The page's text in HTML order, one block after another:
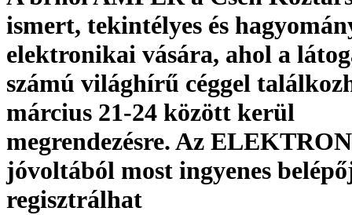
ismert, tekintélyes és
elektronikai vására, ahol a
számú világhírű céggel
március 21-24 között kerül
megrendezésre. Az
jóvoltából most ingyenes
regisztrálhat